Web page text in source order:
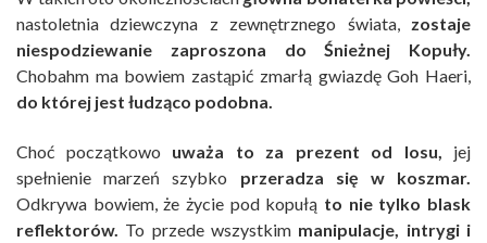
nastoletnia dziewczyna z zewnętrznego świata, zostaje
niespodziewanie zaproszona do Śnieżnej Kopuły.
Chobahm ma bowiem zastąpić zmarłą gwiazdę Goh Haeri,
do której jest łudząco podobna.
Choć początkowo uważa to za prezent od losu,
jej
spełnienie marzeń szybko przeradza się w koszmar.
Odkrywa bowiem, że życie pod kopułą to nie tylko blask
reflektorów. To przede wszystkim manipulacje, intrygi i